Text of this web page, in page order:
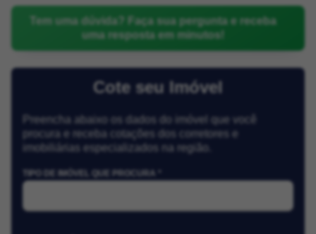
Tem uma dúvida? Faça sua pergunta e receba
uma resposta em minutos!
Cote seu Imóvel
Preencha abaixo os dados do imóvel que você
procura e receba cotações dos corretores e
imobiliárias especializados na região.
TIPO DE IMÓVEL QUE PROCURA *